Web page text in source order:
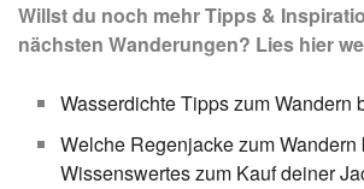
Willst du noch mehr Tipps &
nächsten Wanderungen? Lies hier
Wasserdichte Tipps zum Wandern
Welche Regenjacke zum
Wissenswertes zum Kauf deiner